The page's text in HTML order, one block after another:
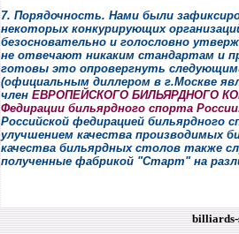
7. Порядочность. Нами были
некоторых конкурирующих
безосновательно и голословно
не отвечают никаким стандартам и
готовы это опровергнуть
(официальным диллером в г.Москве
член ЕВРОПЕЙСКОГО БИЛЬЯРДНОГО
Федирации бильярдного спорта России
Российской федирацией бильярдного
улучшением качества производимых
качества бильярдных столов также
полученные фабрикой "Старт" на